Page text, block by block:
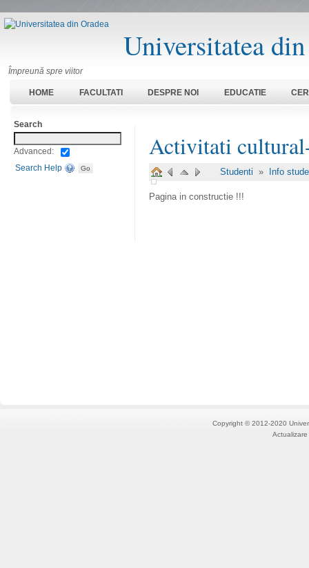
Universitatea
Împreună spre viitor
HOME FACULTATI DESPRE NOI EDUCATIE
Activitati
Studenti » Info
Pagina in constructie !!!
Search
Advanced:
Search Help
Copyright © 2012-2020